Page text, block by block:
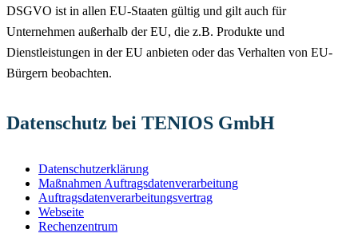
DSGVO ist in allen EU-Staaten gültig und gilt auch für
Unternehmen außerhalb der EU, die z.B. Produkte und
Dienstleistungen in der EU anbieten oder das Verhalten von EU-
Bürgern beobachten.
Datenschutz bei TENIOS GmbH
Datenschutzerklärung
Maßnahmen Auftragsdatenverarbeitung
Auftragsdatenverarbeitungsvertrag
Webseite
Rechenzentrum